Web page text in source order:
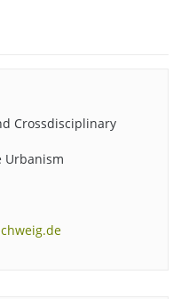
Crossdisciplinary
Urbanism